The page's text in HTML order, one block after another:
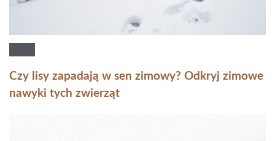
Czy lisy zapadają w sen zimowy? Odkryj zimowe
nawyki tych zwierząt